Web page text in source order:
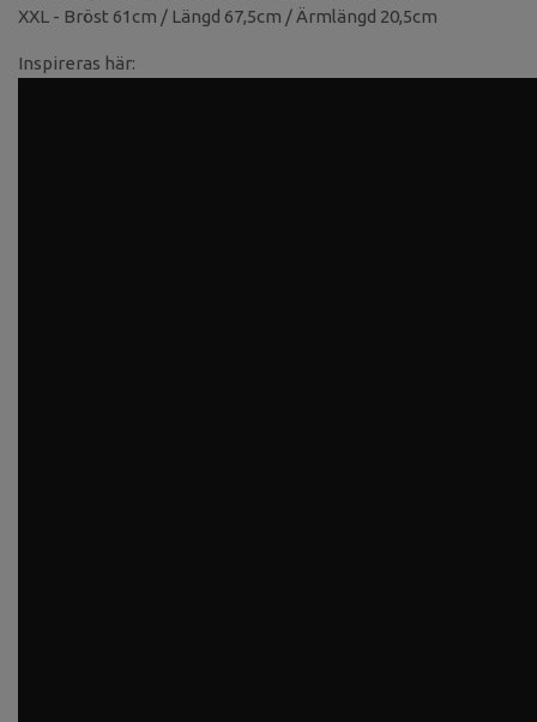
XXL - Bröst 61cm / Längd 67,5cm / Ärmlängd 20,5cm
Inspireras här: